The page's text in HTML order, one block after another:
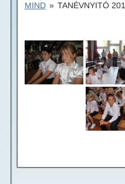
MIND » TANÉVNYITÓ